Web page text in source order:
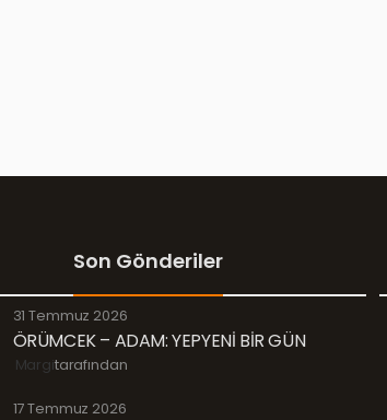
Son Gönderiler
31 Temmuz 2026
ÖRÜMCEK – ADAM: YEPYENİ BİR GÜN
Margitarafından
17 Temmuz 2026